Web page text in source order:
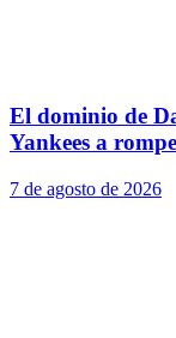
El dominio de
Yankees a
7 de agosto de 2026